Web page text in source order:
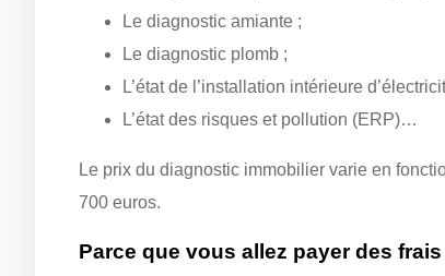
Le diagnostic amiante ;
Le diagnostic plomb ;
L’état de l’installation intérieure
L’état des risques et pollution (ERP)…
Le prix du diagnostic immobilier varie en
700 euros.
Parce que vous allez payer des